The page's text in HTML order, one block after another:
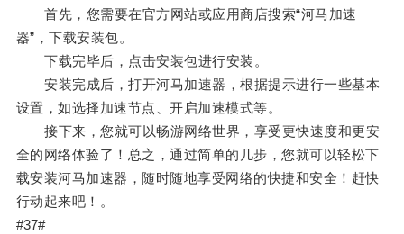
首先，您需要在官方网站或应用商店搜索“河马加速
器”，下载安装包。
下载完毕后，点击安装包进行安装。
安装完成后，打开河马加速器，根据提示进行一些基本
设置，如选择加速节点、开启加速模式等。
接下来，您就可以畅游网络世界，享受更快速度和更安
全的网络体验了！总之，通过简单的几步，您就可以轻松下
载安装河马加速器，随时随地享受网络的快捷和安全！赶快
行动起来吧！。
#37#